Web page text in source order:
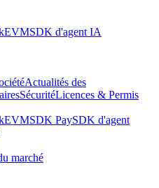
SDK d'agent IA
Actualités des
SécuritéLicences & Permis
SDK PaySDK d'agent
marché